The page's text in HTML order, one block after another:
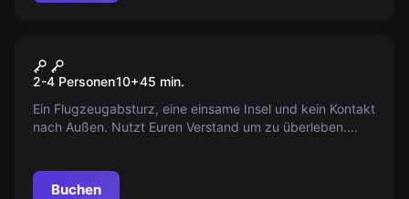
Survival VR
2-4 Personen10+45 min.
Ein Flugzeugabsturz, eine einsame Insel und kein Kontakt
nach Außen. Nutzt Euren Verstand um zu überleben.
Buchen